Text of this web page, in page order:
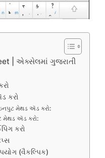
| એક્સેલમાં ગુજરાતી
કરો
મેથડ ઍડ કરો:
મેથડ ઍડ કરો:
કરો
(વૈકલ્પિક)